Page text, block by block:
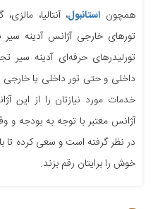
همچون استانبول، آنتالیا،
تورهای خارجی آژانس آدینه سیر
تورلیدرهای حرفه‌ای آدینه سیر
داخلی و حتی تور داخلی یا خارجی
خدمات مورد نیازتان را از این
آژانس معتبر با توجه به بودجه و
در نظر گرفته است و سعی کرده تا
خوش را برایتان رقم بزند.